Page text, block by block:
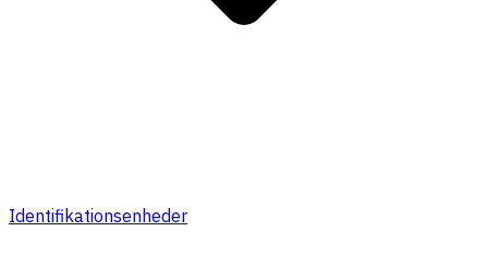
Identifikationsenheder